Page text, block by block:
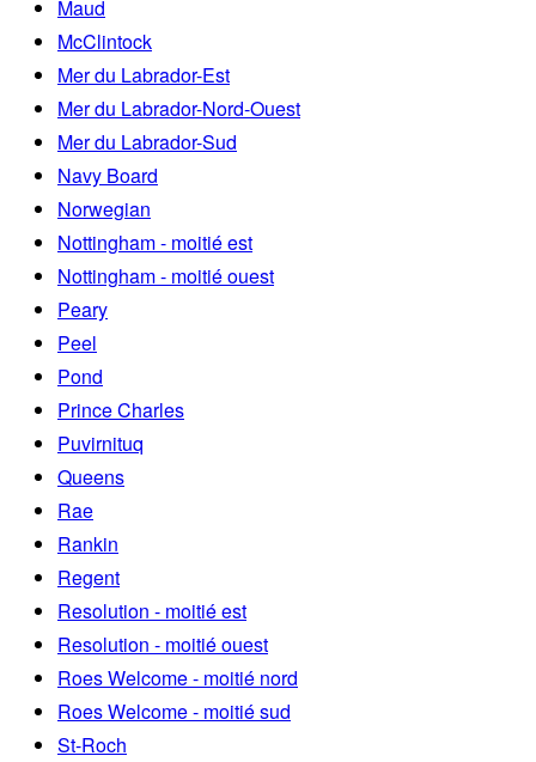
Maud
McClintock
Mer du Labrador-Est
Mer du Labrador-Nord-Ouest
Mer du Labrador-Sud
Navy Board
Norwegian
Nottingham - moitié est
Nottingham - moitié ouest
Peary
Peel
Pond
Prince Charles
Puvirnituq
Queens
Rae
Rankin
Regent
Resolution - moitié est
Resolution - moitié ouest
Roes Welcome - moitié nord
Roes Welcome - moitié sud
St-Roch